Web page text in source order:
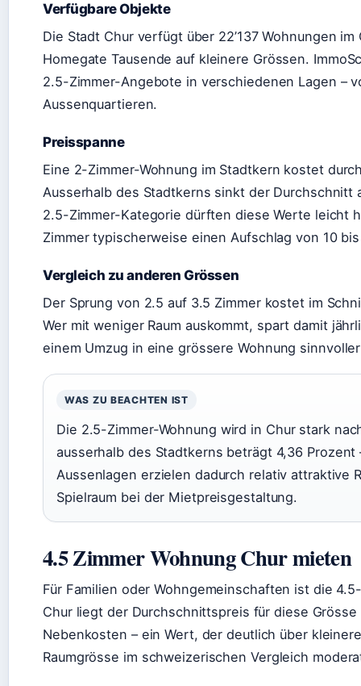
Verfügbare Objekte
Die Stadt Chur verfügt über 22’137 Wohnungen
Homegate Tausende auf kleinere Grössen.
2.5-Zimmer-Angebote in verschiedenen Lagen –
Aussenquartieren.
Preisspanne
Eine 2-Zimmer-Wohnung im Stadtkern kostet
Ausserhalb des Stadtkerns sinkt der Durchschnitt
2.5-Zimmer-Kategorie dürften diese Werte leicht
Zimmer typischerweise einen Aufschlag von 10
Vergleich zu anderen Grössen
Der Sprung von 2.5 auf 3.5 Zimmer kostet im
Wer mit weniger Raum auskommt, spart damit
einem Umzug in eine grössere Wohnung
WAS ZU BEACHTEN IST
Die 2.5-Zimmer-Wohnung wird in Chur stark
ausserhalb des Stadtkerns beträgt 4,36
Aussenlagen erzielen dadurch relativ attraktive
Spielraum bei der Mietpreisgestaltung.
4.5 Zimmer Wohnung Chur mieten
Für Familien oder Wohngemeinschaften ist die
Chur liegt der Durchschnittspreis für diese Grösse
Nebenkosten – ein Wert, der deutlich über
Raumgrösse im schweizerischen Vergleich